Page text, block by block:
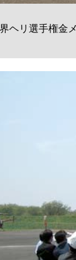
ヘリ選手権金
ました！！’